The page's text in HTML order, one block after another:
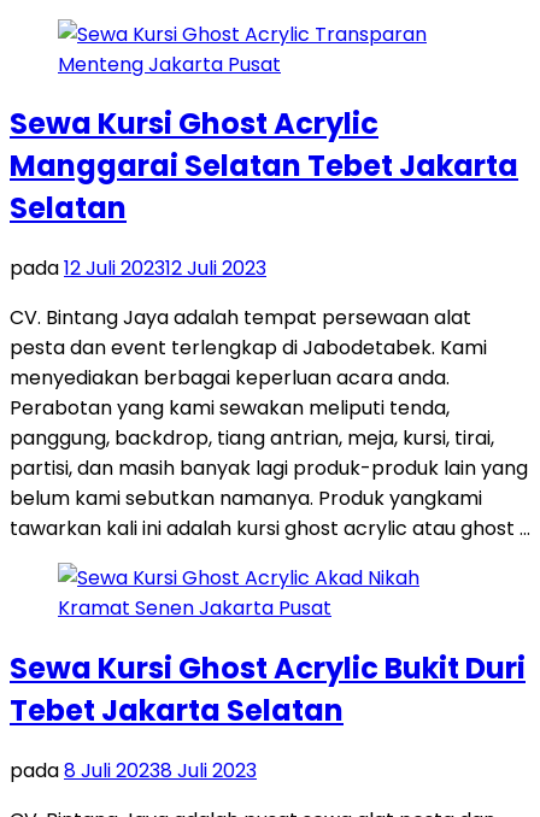
Sewa Kursi Ghost Acrylic
Manggarai Selatan Tebet Jakarta
Selatan
pada12 Juli 202312 Juli 2023
CV. Bintang Jaya adalah tempat persewaan alat
pesta dan event terlengkap di Jabodetabek. Kami
menyediakan berbagai keperluan acara anda.
Perabotan yang kami sewakan meliputi tenda,
panggung, backdrop, tiang antrian, meja, kursi, tirai,
partisi, dan masih banyak lagi produk-produk lain yang
belum kami sebutkan namanya. Produk yangkami
tawarkan kali ini adalah kursi ghost acrylic atau ghost …
Sewa Kursi Ghost Acrylic Bukit Duri
Tebet Jakarta Selatan
pada8 Juli 20238 Juli 2023